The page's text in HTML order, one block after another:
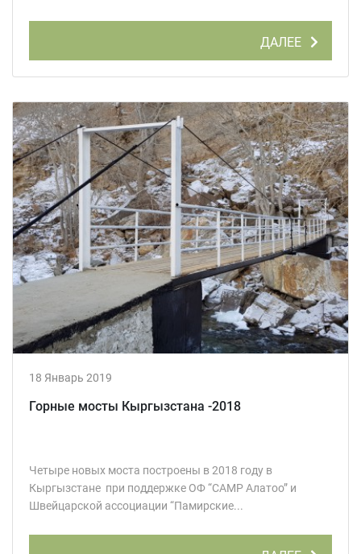
ДАЛЕЕ
18 Январь 2019
Горные мосты Кыргызстана -2018
Четыре новых моста построены в 2018 году в
Кыргызстане при поддержке ОФ “CAMP Алатоо” и
Швейцарской ассоциации “Памирские...